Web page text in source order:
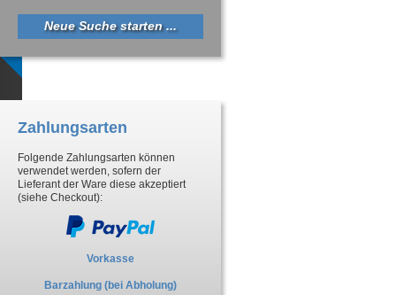
Neue Suche starten ...
Zahlungsarten
Folgende Zahlungsarten können
verwendet werden, sofern der
Lieferant der Ware diese akzeptiert
(siehe Checkout):
Vorkasse
Barzahlung (bei Abholung)